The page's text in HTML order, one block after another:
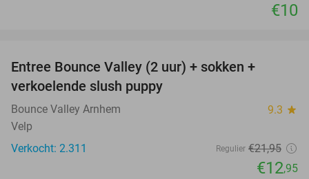
€10
Entree Bounce Valley (2 uur) + sokken +
verkoelende slush puppy
Bounce Valley Arnhem 9.3 star
Velp
Verkocht: 2.311
Regulier €21,95
€12,95